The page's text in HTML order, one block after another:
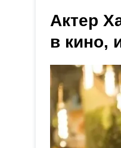
Актер
в кино,